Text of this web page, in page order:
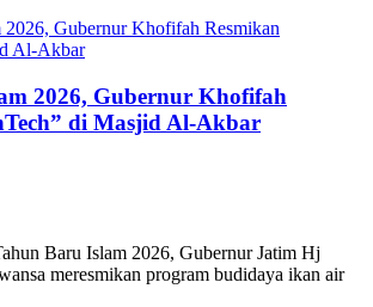
2026, Gubernur Khofifah
di Masjid Al-Akbar
Baru Islam 2026, Gubernur Jatim Hj
meresmikan program budidaya ikan air